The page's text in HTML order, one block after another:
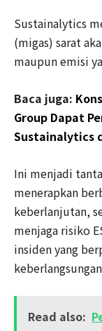
Sustainalytics
(migas) sarat
maupun emisi
Baca juga:
Group Dapat
Sustainalytics
Ini menjadi
menerapkan
keberlanjutan,
menjaga risiko
insiden yang
Read also: